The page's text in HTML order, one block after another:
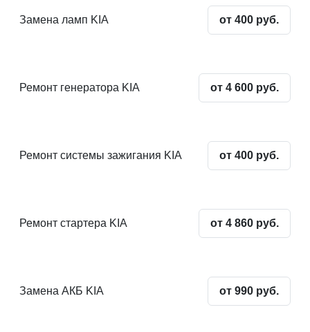
Замена ламп KIA от 400 руб.
Ремонт генератора KIA от 4 600 руб.
Ремонт системы зажигания KIA от 400 руб.
Ремонт стартера KIA от 4 860 руб.
Замена АКБ KIA от 990 руб.